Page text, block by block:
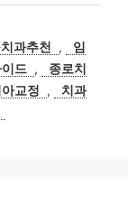
과추천 ,
임
드 ,
종로치
교정 ,
치과